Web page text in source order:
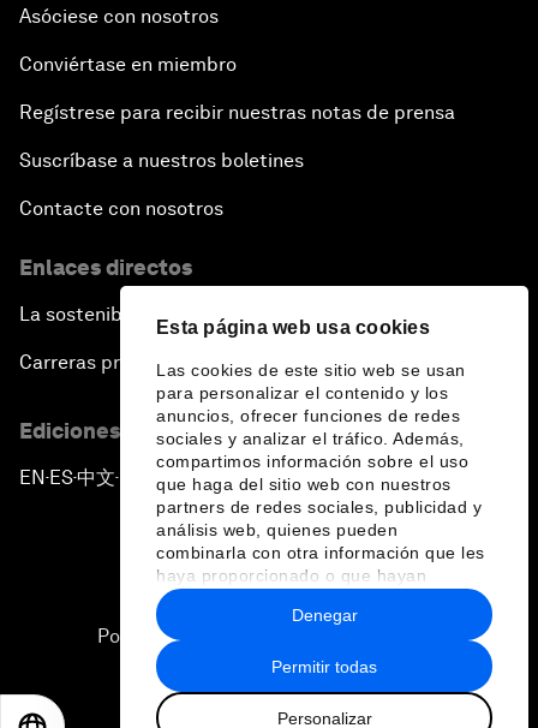
Esta página web usa cookies
Las cookies de este sitio web se usan
para personalizar el contenido y los
anuncios, ofrecer funciones de redes
sociales y analizar el tráfico. Además,
compartimos información sobre el uso
que haga del sitio web con nuestros
partners de redes sociales, publicidad y
análisis web, quienes pueden
combinarla con otra información que les
haya proporcionado o que hayan
recopilado a partir del uso que haya
hecho de sus servicios.
Permitir todas
Personalizar
Denegar
Asóciese con nosotros
Conviértase en miembro
Regístrese para recibir nuestras notas de prensa
Suscríbase a nuestros boletines
Contacte con nosotros
Enlaces directos
La sostenibilidad en el Foro
Carreras profesionales
Ediciones en otros idiomas
EN ▪ES▪中文▪ 日本語
Política de privacidad y normas de uso
Sitemap